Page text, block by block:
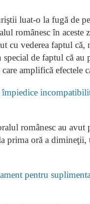
românesc în aceste
cu vederea faptul
de faptul că
amplifică efectele
românesc au avut
prima oră a
pentru